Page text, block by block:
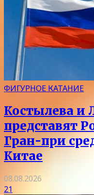
ФИГУРНОЕ КАТАНИЕ
Костылева и
представят
Гран-при
Китае
08.08.2026
21